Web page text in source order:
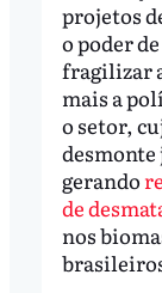
projetos
o poder de
fragilizar
mais a
o setor,
desmonte
gerando
de
nos